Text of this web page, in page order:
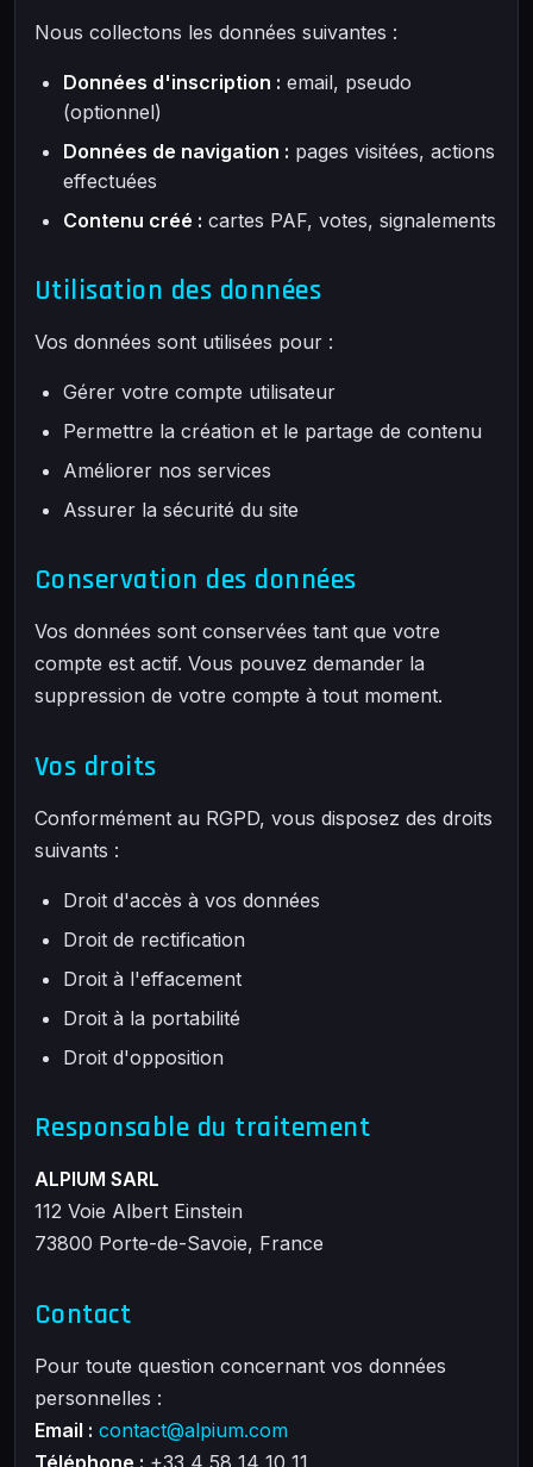
Nous collectons les données suivantes :
Données d'inscription : email, pseudo
(optionnel)
Données de navigation : pages visitées, actions
effectuées
Contenu créé : cartes PAF, votes, signalements
Utilisation des données
Vos données sont utilisées pour :
Gérer votre compte utilisateur
Permettre la création et le partage de contenu
Améliorer nos services
Assurer la sécurité du site
Conservation des données
Vos données sont conservées tant que votre
compte est actif. Vous pouvez demander la
suppression de votre compte à tout moment.
Vos droits
Conformément au RGPD, vous disposez des droits
suivants :
Droit d'accès à vos données
Droit de rectification
Droit à l'effacement
Droit à la portabilité
Droit d'opposition
Responsable du traitement
ALPIUM SARL
112 Voie Albert Einstein
73800 Porte-de-Savoie, France
Contact
Pour toute question concernant vos données
personnelles :
Email : contact@alpium.com
Téléphone : +33 4 58 14 10 11